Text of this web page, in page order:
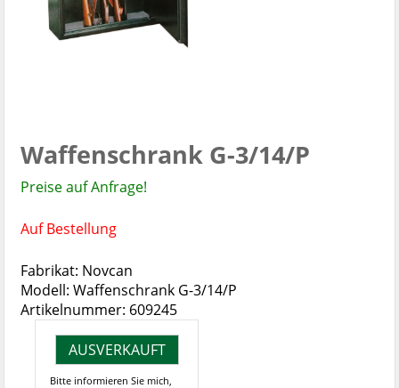
Waffenschrank G-3/14/P
Preise auf Anfrage!
Auf Bestellung
Fabrikat: Novcan
Modell: Waffenschrank G-3/14/P
Artikelnummer: 609245
AUSVERKAUFT